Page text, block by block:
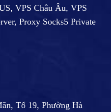
VPS Châu Âu, VPS
Proxy Socks5 Private
Tổ 19, Phường Hà